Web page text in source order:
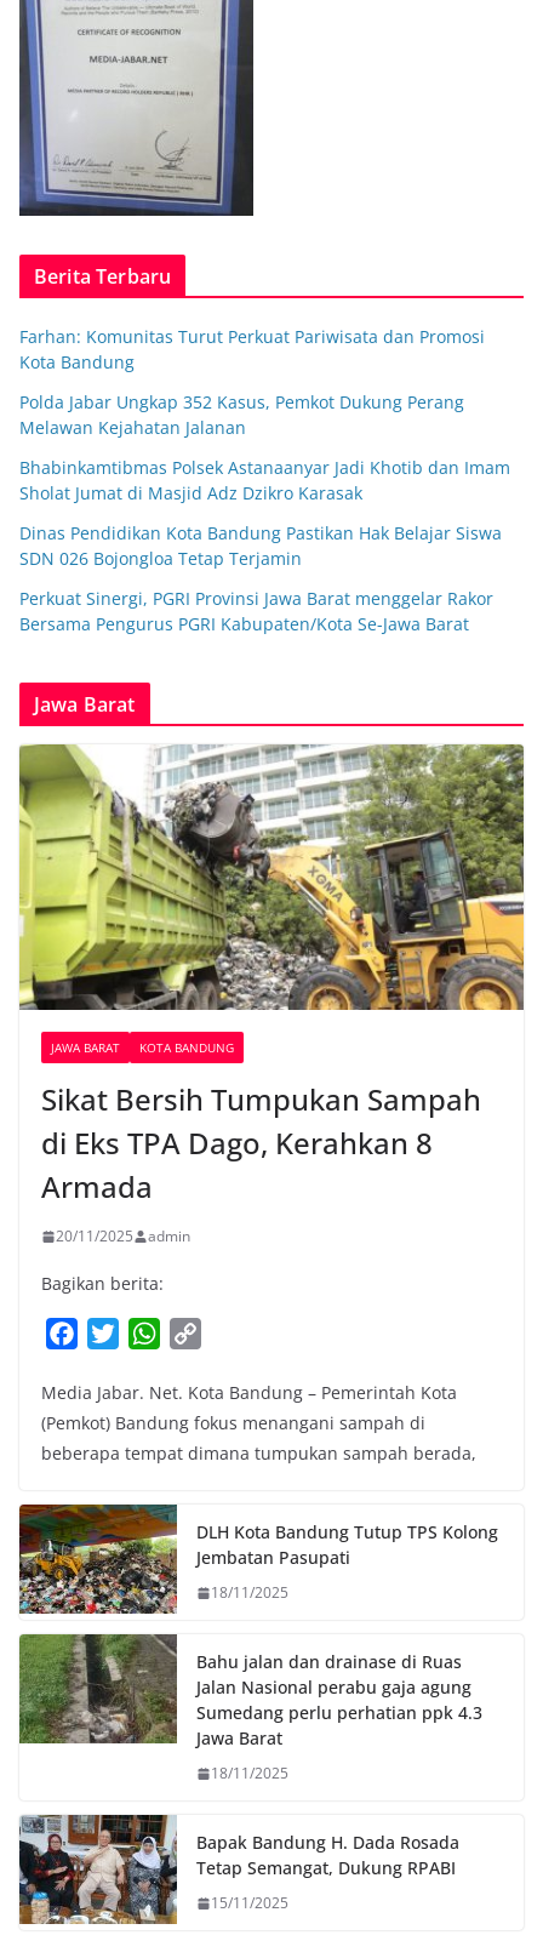
Berita Terbaru
Farhan: Komunitas Turut Perkuat Pariwisata dan Promosi
Kota Bandung
Polda Jabar Ungkap 352 Kasus, Pemkot Dukung Perang
Melawan Kejahatan Jalanan
Bhabinkamtibmas Polsek Astanaanyar Jadi Khotib dan Imam
Sholat Jumat di Masjid Adz Dzikro Karasak
Dinas Pendidikan Kota Bandung Pastikan Hak Belajar Siswa
SDN 026 Bojongloa Tetap Terjamin
Perkuat Sinergi, PGRI Provinsi Jawa Barat menggelar Rakor
Bersama Pengurus PGRI Kabupaten/Kota Se-Jawa Barat
Jawa Barat
JAWA BARAT KOTA BANDUNG
Sikat Bersih Tumpukan Sampah
di Eks TPA Dago, Kerahkan 8
Armada
20/11/2025 admin
Bagikan berita:
c
e
b
o
k
i
t
t
r
W
a
t
s
p
p
p
y
L
n
k
Media Jabar. Net. Kota Bandung – Pemerintah Kota
(Pemkot) Bandung fokus menangani sampah di
beberapa tempat dimana tumpukan sampah berada,
DLH Kota Bandung Tutup TPS Kolong
Jembatan Pasupati
18/11/2025
Bahu jalan dan drainase di Ruas
Jalan Nasional perabu gaja agung
Sumedang perlu perhatian ppk 4.3
Jawa Barat
18/11/2025
Bapak Bandung H. Dada Rosada
Tetap Semangat, Dukung RPABI
15/11/2025